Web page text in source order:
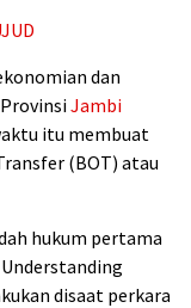
dan
ProvinsiJambi
itu membuat
(BOT) atau
hukum pertama
disaat perkara